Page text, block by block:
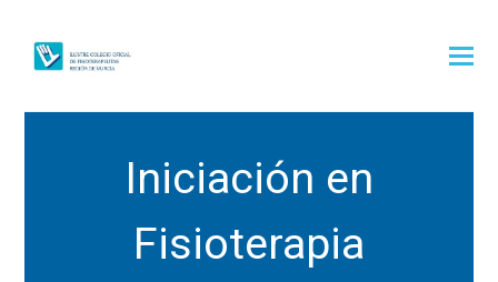
Iniciación en
Fisioterapia